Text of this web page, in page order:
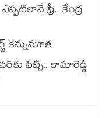
ఫ్రీ.. కేంద్ర
కన్నుమూత
ఫిట్స్.. కామారెడ్డి